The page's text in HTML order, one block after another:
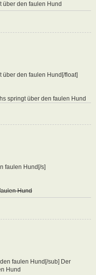
über den faulen Hund
über den faulen Hund[/float]
springt über den faulen Hund
faulen Hund[/s]
Hund
faulen Hund[/sub] Der
Hund